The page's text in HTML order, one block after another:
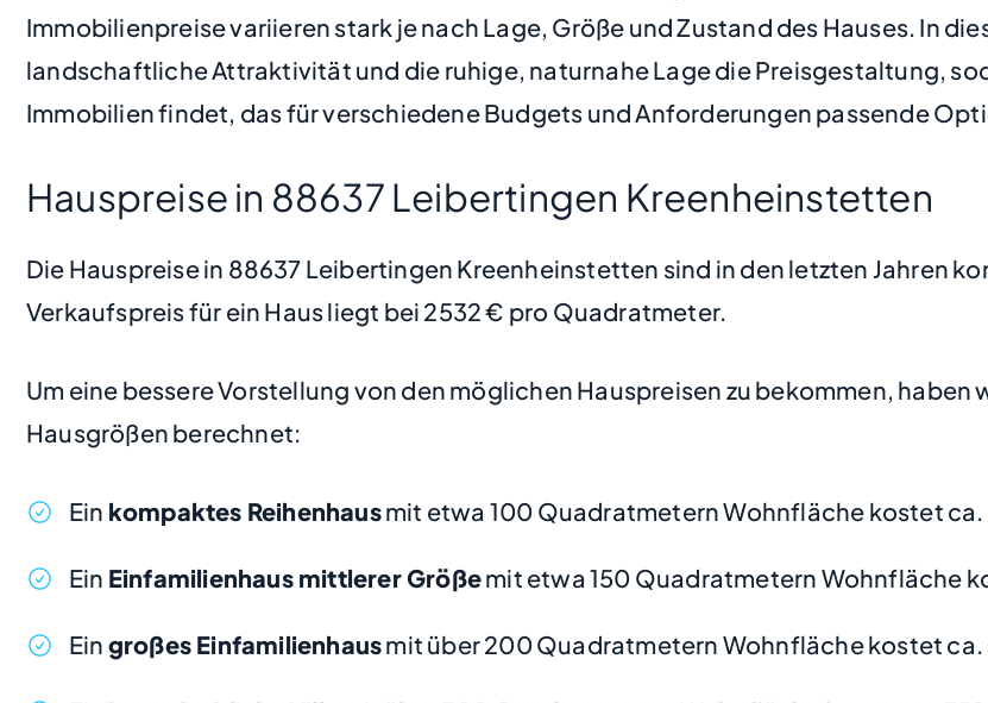
Immobilienpreise variieren stark je nach Lage, Größe und Zustand des Hauses. In
landschaftliche Attraktivität und die ruhige, naturnahe Lage die Preisgestaltung,
Immobilien findet, das für verschiedene Budgets und Anforderungen passende
Hauspreise in 88637 Leibertingen Kreenheinstetten
Die Hauspreise in 88637 Leibertingen Kreenheinstetten sind in den letzten Jahren
Verkaufspreis für ein Haus liegt bei 2532 € pro Quadratmeter.
Um eine bessere Vorstellung von den möglichen Hauspreisen zu bekommen,
Hausgrößen berechnet:
Ein kompaktes Reihenhausmit etwa 100 Quadratmetern Wohnfläche kostet
Ein Einfamilienhaus mittlerer Größemit etwa 150 Quadratmetern Wohnfläche
Ein großes Einfamilienhausmit über 200 Quadratmetern Wohnfläche kostet